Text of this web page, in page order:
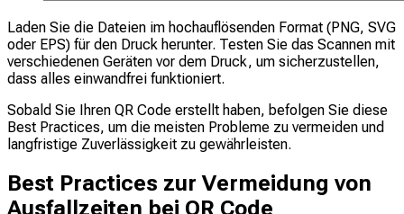
Laden Sie die Dateien im hochauflösenden Format (PNG, SVG
oder EPS) für den Druck herunter. Testen Sie das Scannen mit
verschiedenen Geräten vor dem Druck, um sicherzustellen,
dass alles einwandfrei funktioniert.
Sobald Sie Ihren QR Code erstellt haben, befolgen Sie diese
Best Practices, um die meisten Probleme zu vermeiden und
langfristige Zuverlässigkeit zu gewährleisten.
Best Practices zur Vermeidung von
Ausfallzeiten bei QR Code